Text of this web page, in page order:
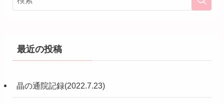
最近の投稿
晶の通院記録(2022.7.23)